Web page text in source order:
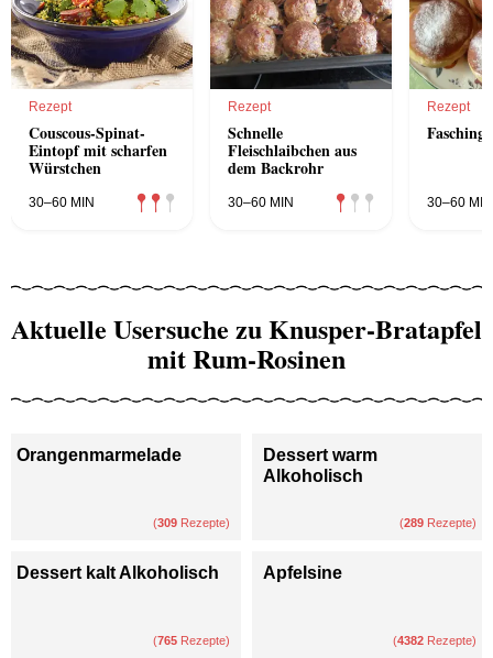
Rezept
Couscous-Spinat-
Eintopf mit scharfen
Würstchen
30–60 MIN
Rezept
Schnelle
Fleischlaibchen aus
dem Backrohr
30–60 MIN
Rezept
30–60 MIN
Aktuelle Usersuche zu Knusper-Bratapfel
mit Rum-Rosinen
Orangenmarmelade
(309 Rezepte)
Dessert warm
Alkoholisch
(289 Rezepte)
Dessert kalt Alkoholisch
(765 Rezepte)
Apfelsine
(4382 Rezepte)